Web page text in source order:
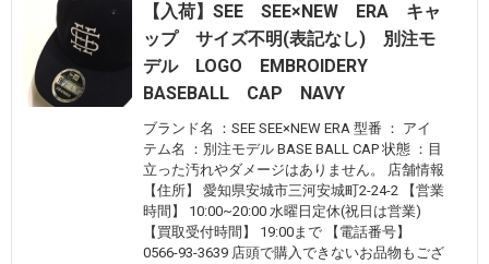
【入荷】SEE SEE×NEW ERA キャ
ップ サイズ不明(表記なし) 別注モ
デル LOGO EMBROIDERY
BASEBALL CAP NAVY
ブランド名 ：SEE SEE×NEW ERA 型番 ： アイ
テム名 ：別注モデル BASE BALL CAP 状態 ：目
立った汚れやダメージはありません。 店舗情報
【住所】 愛知県安城市三河安城町2-24-2 【営業
時間】 10:00~20:00 水曜日定休(祝日は営業)
【買取受付時間】 19:00まで 【電話番号】
0566-93-3639 店頭で購入できないお品物もござ